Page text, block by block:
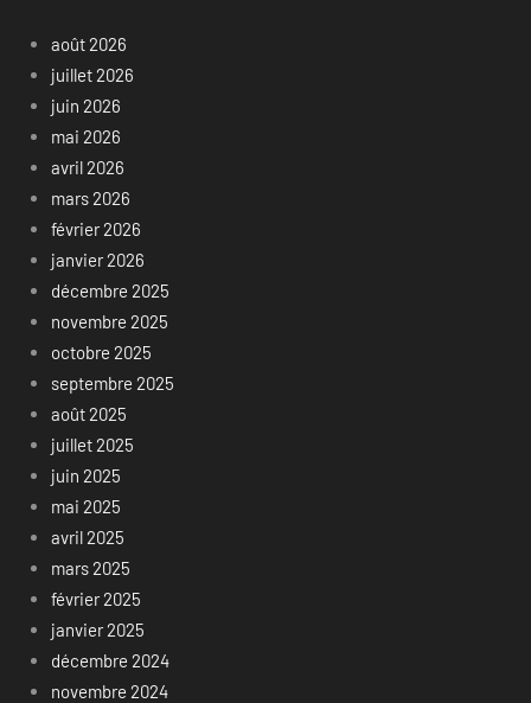
août 2026
juillet 2026
juin 2026
mai 2026
avril 2026
mars 2026
février 2026
janvier 2026
décembre 2025
novembre 2025
octobre 2025
septembre 2025
août 2025
juillet 2025
juin 2025
mai 2025
avril 2025
mars 2025
février 2025
janvier 2025
décembre 2024
novembre 2024